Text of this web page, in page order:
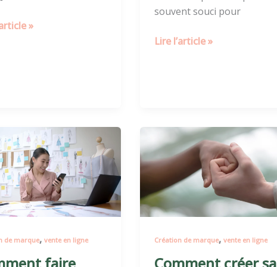
»
souvent souci pour
Lire l’article »
de marque, vente en ligne Création de marque, vente en ligne
Comment
créer
sa
campagne
de
crowdfunding
sa
marque